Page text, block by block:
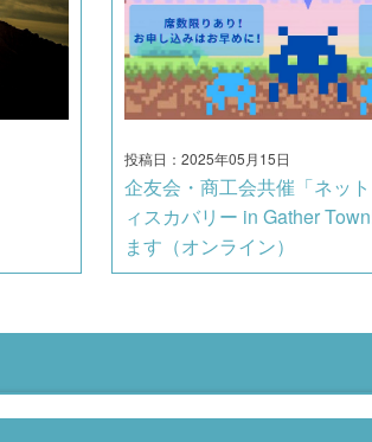
投稿日：2025年05月15日
企友会・商工会共催「ネッ
ィスカバリー in Gather
ます（オンライン）